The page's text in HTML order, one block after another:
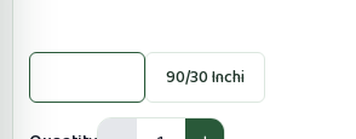
90/30 Inchi